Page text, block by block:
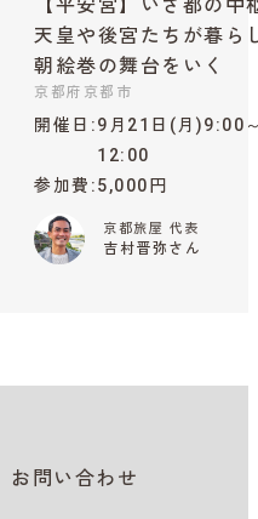
【平安宮】いざ都の中
天皇や後宮たちが暮ら
朝絵巻の舞台をいく
京都府京都市
開催日
9月21日(月)9:00
12:00
参加費 5,000円
京都旅屋 代表
吉村晋弥さん
お問い合わせ